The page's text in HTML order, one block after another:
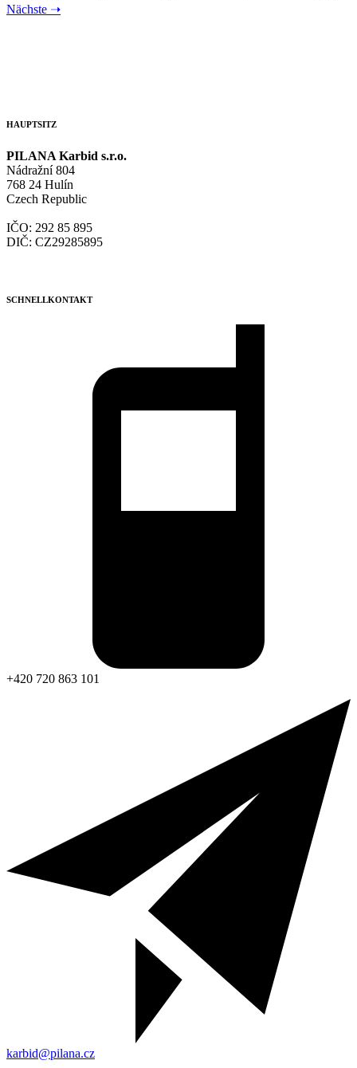
Nächste ➝
HAUPTSITZ
PILANA Karbid s.r.o.
Nádražní 804
768 24 Hulín
Czech Republic
IČO: 292 85 895
DIČ: CZ29285895
SCHNELLKONTAKT
+420 720 863 101
karbid@pilana.cz